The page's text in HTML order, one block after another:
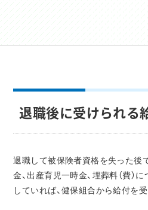
退職後に受けられる
退職して被保険者資格を失った後
金、出産育児一時金、埋葬料（費）
していれば、健保組合から給付を